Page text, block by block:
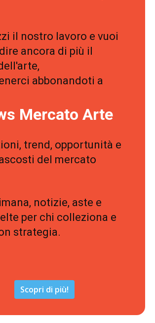
il nostro lavoro e vuoi
ancora di più il
abbonandoti a
Mercato Arte
trend, opportunità e
del mercato
notizie, aste e
per chi colleziona e
strategia.
Scopri di più!